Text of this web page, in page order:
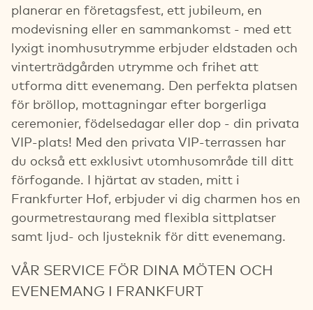
planerar en företagsfest, ett jubileum, en
modevisning eller en sammankomst - med ett
lyxigt inomhusutrymme erbjuder eldstaden och
vinterträdgården utrymme och frihet att
utforma ditt evenemang. Den perfekta platsen
för bröllop, mottagningar efter borgerliga
ceremonier, födelsedagar eller dop - din privata
VIP-plats! Med den privata VIP-terrassen har
du också ett exklusivt utomhusområde till ditt
förfogande. I hjärtat av staden, mitt i
Frankfurter Hof, erbjuder vi dig charmen hos en
gourmetrestaurang med flexibla sittplatser
samt ljud- och ljusteknik för ditt evenemang.
VÅR SERVICE FÖR DINA MÖTEN OCH
EVENEMANG I FRANKFURT